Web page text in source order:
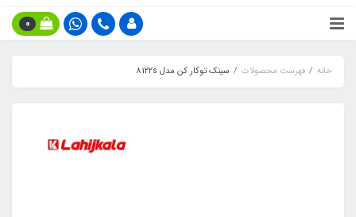
0
خانه فهرست محصولات سینک توکار کن مدل 8122s